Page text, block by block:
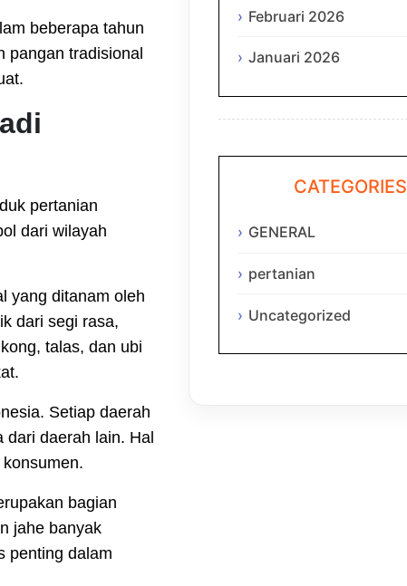
beberapa tahun
pangan tradisional
pertanian
dari wilayah
yang ditanam oleh
dari segi rasa,
talas, dan ubi
Setiap daerah
dari daerah lain. Hal
bagian
jahe banyak
penting dalam
Februari 2026
Januari 2026
CATEGORIES
GENERAL
pertanian
Uncategorized